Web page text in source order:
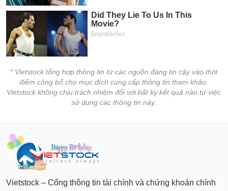
* Vietstock tổng hợp thông tin từ các nguồn đáng tin cậy vào thời
điểm công bố cho mục đích cung cấp thông tin tham khảo.
Vietstock không chịu trách nhiệm đối với bất kỳ kết quả nào từ việc
sử dụng các thông tin này.
Vietstock – Cổng thông tin tài chính và chứng khoán chính